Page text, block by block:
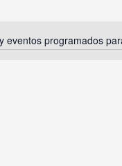
eventos programados